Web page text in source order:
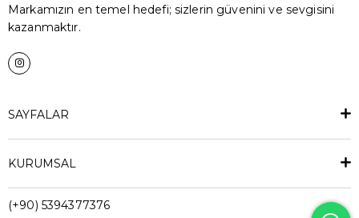
Markamızın en temel hedefi; sizlerin güvenini ve sevgisini
kazanmaktır.
SAYFALAR
KURUMSAL
(+90) 5394377376